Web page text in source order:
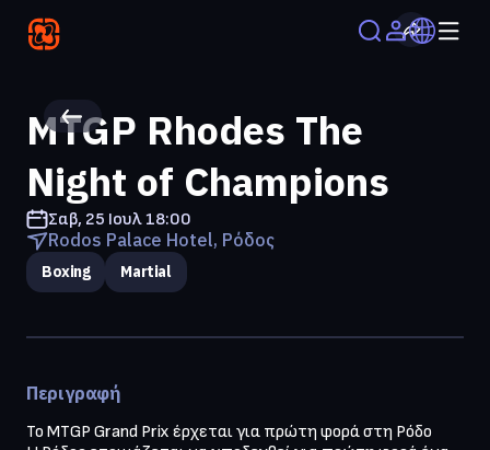
MTGP Rhodes Τhe
Night of Champions
Σαβ, 25 Ιουλ18:00
Rodos Palace Hotel, Ρόδος
Boxing Martial
Περιγραφή
Το MTGP Grand Prix έρχεται για πρώτη φορά στη Ρόδο